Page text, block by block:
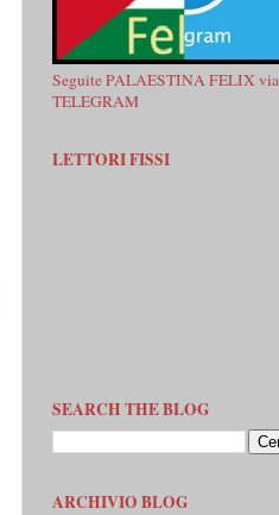
Seguite PALAESTINA FELIX via
TELEGRAM
LETTORI FISSI
SEARCH THE BLOG
ARCHIVIO BLOG